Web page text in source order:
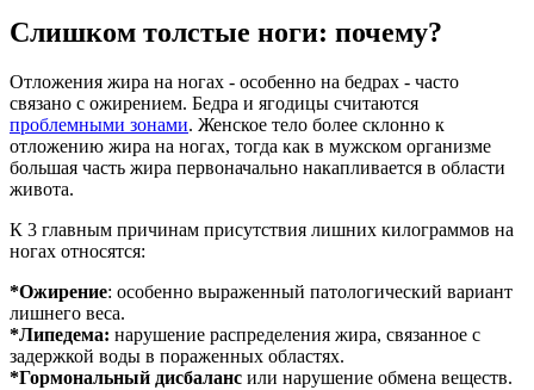
Слишком толстые ноги: почему?
Отложения жира на ногах - особенно на бедрах - часто
связано с ожирением. Бедра и ягодицы считаются
проблемными зонами. Женское тело более склонно к
отложению жира на ногах, тогда как в мужском организме
большая часть жира первоначально накапливается в области
живота.
К 3 главным причинам присутствия лишних килограммов на
ногах относятся:
*Ожирение: особенно выраженный патологический вариант
лишнего веса.
*Липедема: нарушение распределения жира, связанное с
задержкой воды в пораженных областях.
*Гормональный дисбаланс или нарушение обмена веществ.